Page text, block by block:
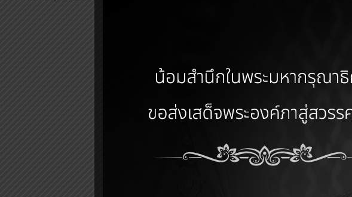
Tel : 092-5177784
Facebook / Agesup